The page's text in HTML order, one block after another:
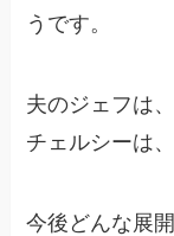
うです。
夫のジェフは
チェルシーは
今後どんな展